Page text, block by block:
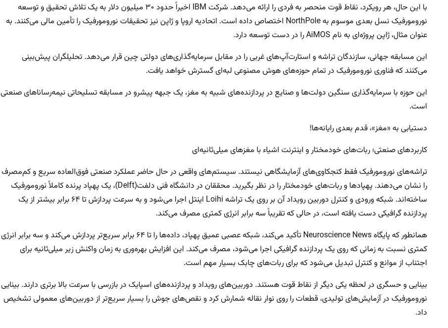
با این حال، هر رویکرد، نقاط قوت منحصر به فردی را ارائه می‌دهد. شرکت IBM اخیراً حدود ۳۰ میلیون دلار به یک تلاش تحقیق و توسعه
نورومورفیک نسل بعدی موسوم به NorthPole اختصاص داده است. اتحادیه اروپا و ژاپن نیز تحقیقات نورومورفیک را تأمین مالی می‌کنند. به
عنوان مثال، ژاپن پروژه‌ای به نام AiMOS را در دست توسعه دارد.
این مسابقه جهانی، سازندگان تراشه و استارت‌آپ‌های غربی را در مقابل سرمایه‌گذاری‌های دولتی چین قرار می‌دهد. تحلیلگران پیش‌بینی
می‌کنند که فناوری نورومورفیک در تمام حوزه‌های هوش مصنوعی لبه‌ای گسترش خواهد یافت.
این حوزه با سرمایه‌گذاری سنگین دولت‌ها و صنایع در پردازنده‌های شبیه به مغز، یک جبهه پیشرو در مسابقه تسلیحاتی نیمه‌رساناهای صنعتی
است.
دستیابی به «مغز»، قدم بعدی رایانه‌ها!
کاربردهای صنعتی؛ ربات‌های خودمختار و اینترنت اشیاء با مغزهای میلی‌ثانیه‌ای
تراشه‌های نورومورفیک فقط کنجکاوی‌های آزمایشگاهی نیستند. سیستم‌های واقعی در حال حاضر عملکرد صنعتی فوق‌العاده سریع و کم‌مصرف
را نشان می‌دهند. پهپادها و ربات‌های خودمختار را در نظر بگیرید. محققان در دانشگاه فنی دلفت(Delft)، یک پهپاد پرنده کاملاً نورومورفیک
ساخته‌اند. شبکه ورودی و کنترل دوربین رویداد آن بر روی یک تراشه Loihi اینتل اجرا می‌شود و به سرعت پردازش تا ۶۴ برابر بیشتر از یک
پردازنده گرافیکی دست یافته است، در حالی که تقریباً سه برابر انرژی کمتری مصرف می‌کند.
همانطور که پایگاه Neuroscience News تأکید می‌کند، شبکه عصبی عمیق پهپاد، داده‌ها را تا ۶۴ برابر سریع‌تر پردازش می‌کند و سه برابر انرژی
کمتری نسبت به زمانی که روی یک پردازنده گرافیکی اجرا می‌شود، مصرف می‌کند. این افزایش بهره‌وری به زمان واکنش زیر میلی‌ثانیه برای
اجتناب از موانع و کنترل تبدیل می‌شود که برای ربات‌های چابک بسیار مهم است.
بینایی و حسگری در لحظه یکی دیگر از نقاط قوت هستند. دوربین‌های رویداد و پردازنده‌های اسپایک در بازرسی با سرعت بالا برتری دارند. بینایی
نورومورفیک در آزمایش‌های تولیدی، قطعات را روی نوار نقاله شمارش کرد و نقص‌های جوش را بسیار سریع‌تر از دوربین‌های معمولی تشخیص
داد.